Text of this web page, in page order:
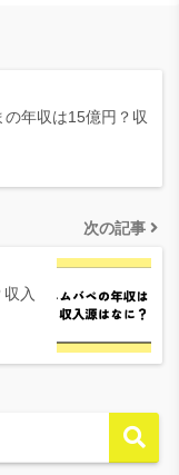
の年収は15億円？収
次の記事
入